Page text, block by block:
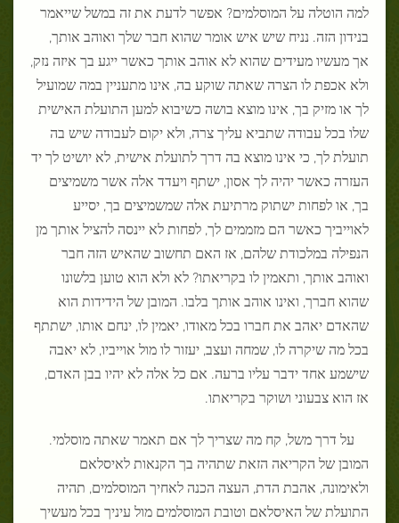
למה הוטלה על המוסלמים? אפשר לדעת את זה במשל שייאמר
בנידון הזה. נניח שיש איש אומר שהוא חבר שלך ואוהב אותך,
אך מעשיו מעידים שהוא לא אוהב אותך כאשר ייגע בך איזה נזק,
ולא אכפת לו הצרה שאתה שוקע בה, אינו מתעניין במה שמועיל
לך או מזיק בך, אינו מוצא בושה כשיבוא למען התועלת האישית
שלו בכל עבודה שתביא עליך צרה, ולא יקום לעבודה שיש בה
תועלת לך, כי אינו מוצא בה דרך לתועלת אישית, לא יושיט לך יד
העזרה כאשר יהיה לך אסון, ישתף ויעדד אלה אשר משמיצים
בך, או לפחות ישתוק מרתיעת אלה שמשמיצים בך, יסייע
לאוייביך כאשר הם מזממים לך, לפחות לא יינסה להציל אותך מן
הנפילה במלכודת שלהם, אז האם תחשוב שהאיש הזה חבר
ואוהב אותך, ותאמין לו בקריאתו? לא ולא הוא טוען בלשונו
שהוא חברך, ואינו אוהב אותך בלבו. המובן של הידידות הוא
שהאדם יאהב את חברו בכל מאודו, יאמין לו, ינחם אותו, ישתתף
בכל מה שיקרה לו, שמחה ועצב, יעזור לו מול אוייביו, לא יאבה
שישמע אחד ידבר עליו ברעה. אם כל אלה לא יהיו בבן האדם,
אז הוא צבעוני ושוקר בקריאתו.
על דרך משל, קח מה שצריך לך אם תאמר שאתה מוסלמי.
המובן של הקריאה הזאת שתהיה בך הקנאות לאיסלאם
ולאימונה, אהבת הדת, העצה הכנה לאחיך המוסלמים, תהיה
התועלת של האיסלאם וטובת המוסלמים מול עיניך בכל מעשיך